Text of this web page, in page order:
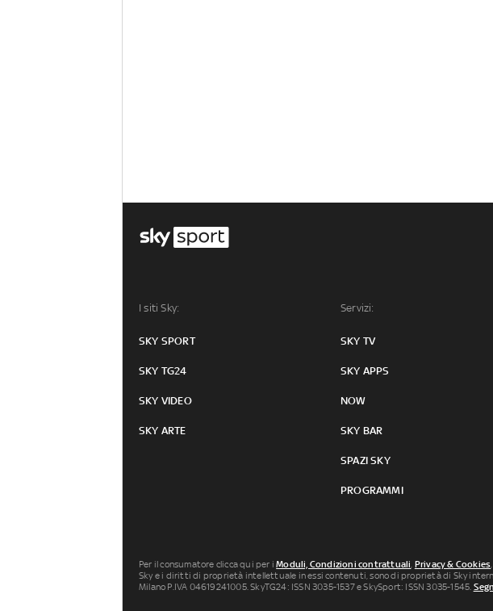
I siti Sky:
SKY SPORT
SKY TG24
SKY VIDEO
SKY ARTE
Servizi:
SKY TV
SKY APPS
NOW
SKY BAR
SPAZI SKY
PROGRAMMI
Per il consumatore clicca qui per iModuli, Condizioni contrattuali, Privacy & Cookies,
Sky e i diritti di proprietà intellettuale in essi contenuti, sono di proprietà di Sky
Milano P.IVA 04619241005. SkyTG24: ISSN 3035-1537 e SkySport: ISSN 3035-1545.